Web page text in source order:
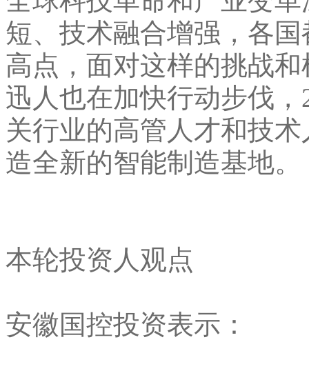
短、技术融合增强，各
高点，面对这样的挑战
迅人也在加快行动步伐
关行业的高管人才和技
造全新的智能制造基地。
本轮投资人观点
安徽国控投资表示：